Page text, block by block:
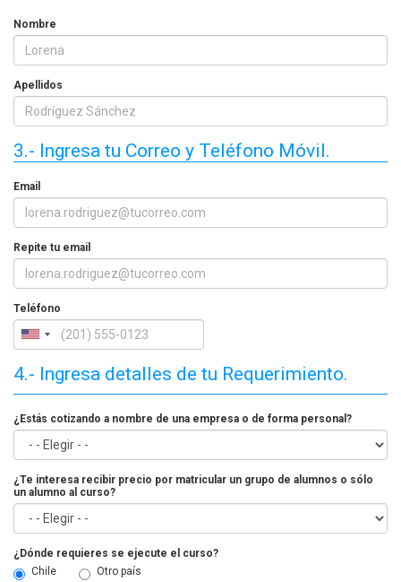
Nombre
Apellidos
3.- Ingresa tu Correo y Teléfono Móvil.
Email
Repite tu email
Teléfono
4.- Ingresa detalles de tu Requerimiento.
¿Estás cotizando a nombre de una empresa o de forma personal?
¿Te interesa recibir precio por matricular un grupo de alumnos o sólo
un alumno al curso?
¿Dónde requieres se ejecute el curso?
Chile
Otro país